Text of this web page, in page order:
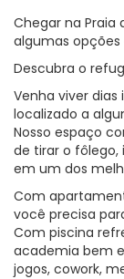
Chegar na Praia
algumas opções
Descubra o
Venha viver
localizado a
Nosso espaço
de tirar o fôlego,
em um dos
Com
você precisa
Com piscina
academia bem
jogos, cowork,